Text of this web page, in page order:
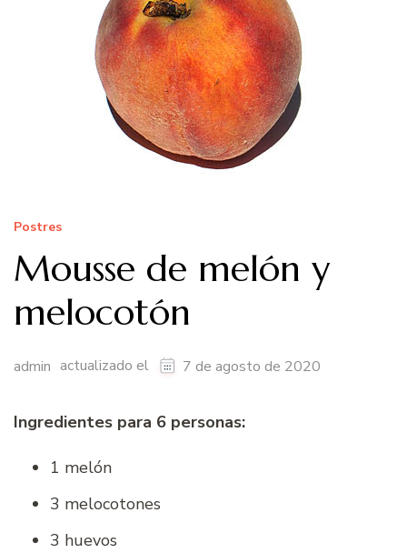
Postres
Mousse de melón y
melocotón
admin actualizado el 7 de agosto de 2020
Ingredientes para 6 personas:
1 melón
3 melocotones
3 huevos